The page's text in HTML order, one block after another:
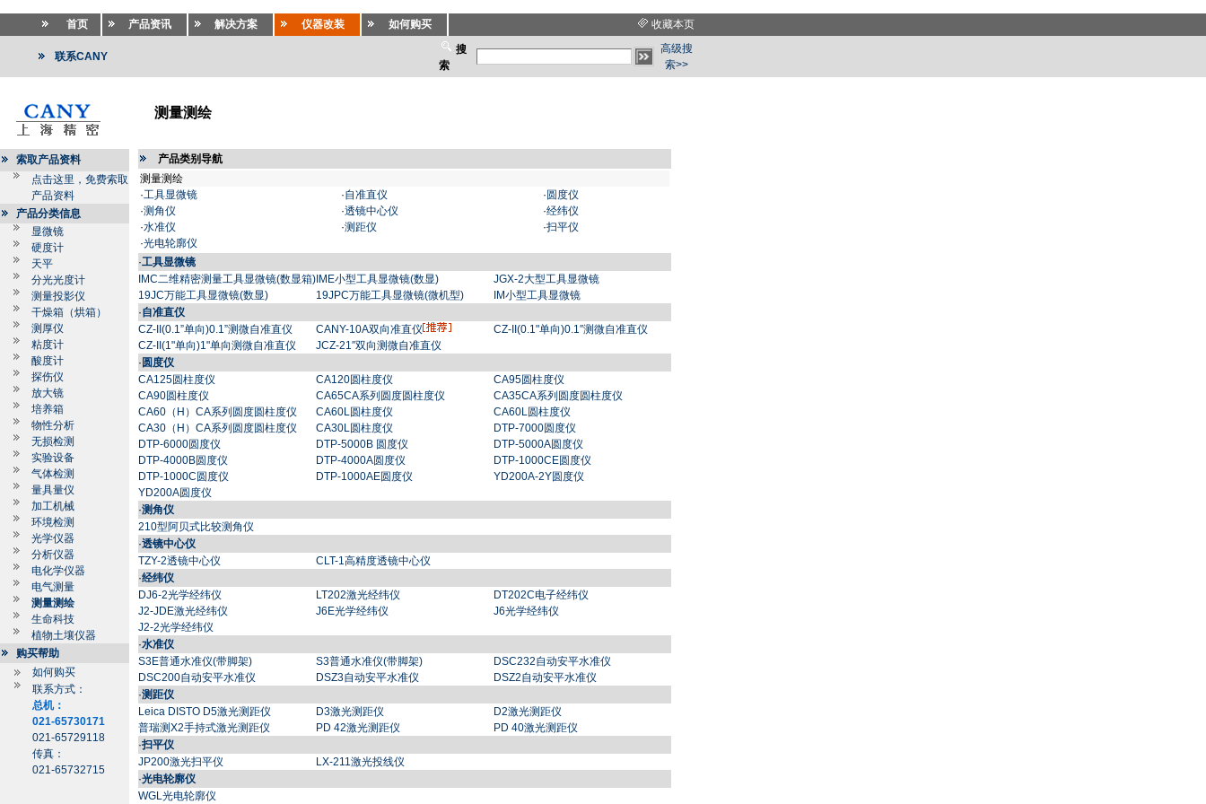
首页 产品资讯 解决方案 仪器改装 如何购买 收藏本页
联系CANY
搜
索
高级搜
索>>
测量测绘
索取产品资料
点击这里，免费索取
产品资料
产品分类信息
显微镜
硬度计
天平
分光光度计
测量投影仪
干燥箱（烘箱）
测厚仪
粘度计
酸度计
探伤仪
放大镜
培养箱
物性分析
无损检测
实验设备
气体检测
量具量仪
加工机械
环境检测
光学仪器
分析仪器
电化学仪器
电气测量
测量测绘
生命科技
植物土壤仪器
购买帮助
如何购买
联系方式：
总机：
021-65730171
021-65729118
传真：
021-65732715
产品类别导航
测量测绘
·工具显微镜 ·自准直仪 · 圆度仪
·测角仪 ·透镜中心仪 ·经纬仪
·水准仪 ·测距仪 ·扫平仪
·光电轮廓仪
·工具显微镜
IMC二维精密测量工具显微镜(数显箱) IME小型工具显微镜(数显)
JGX-2大型工具显微镜
19JC万能工具显微镜(数显)
19JPC万能工具显微镜(微机型)
IM小型工具显微镜
·自准直仪
CZ-II(0.1”单向)0.1”测微自准直仪
CANY-10A双向准直仪
CZ-II(0.1"单向)0.1″测微自准直仪
CZ-II(1"单向)1"单向测微自准直仪
JCZ-21″双向测微自准直仪
· 圆度仪
CA125圆柱度仪
CA120圆柱度仪
CA95圆柱度仪
CA90圆柱度仪
CA65CA系列圆度圆柱度仪
CA35CA系列圆度圆柱度仪
CA60（H）CA系列圆度圆柱度仪
CA60L圆柱度仪
CA60L圆柱度仪
CA30（H）CA系列圆度圆柱度仪
CA30L圆柱度仪
DTP-7000圆度仪
DTP-6000圆度仪
DTP-5000B 圆度仪
DTP-5000A圆度仪
DTP-4000B圆度仪
DTP-4000A圆度仪
DTP-1000CE圆度仪
DTP-1000C圆度仪
DTP-1000AE圆度仪
YD200A-2Y圆度仪
YD200A圆度仪
·测角仪
210型阿贝式比较测角仪
·透镜中心仪
TZY-2透镜中心仪
CLT-1高精度透镜中心仪
·经纬仪
DJ6-2光学经纬仪
LT202激光经纬仪
DT202C电子经纬仪
J2-JDE激光经纬仪
J6E光学经纬仪
J6光学经纬仪
J2-2光学经纬仪
·水准仪
S3E普通水准仪(带脚架)
S3普通水准仪(带脚架)
DSC232自动安平水准仪
DSC200自动安平水准仪
DSZ3自动安平水准仪
DSZ2自动安平水准仪
·测距仪
Leica DISTO D5激光测距仪
D3激光测距仪
D2激光测距仪
普瑞测X2手持式激光测距仪
PD 42激光测距仪
PD 40激光测距仪
·扫平仪
JP200激光扫平仪
LX-211激光投线仪
·光电轮廓仪
WGL光电轮廓仪